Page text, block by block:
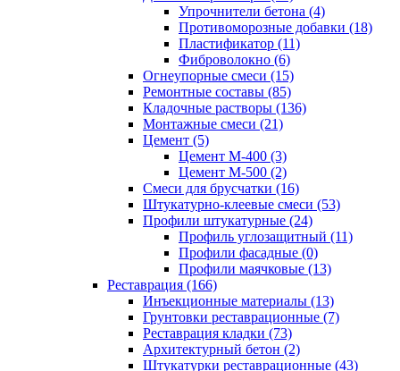
Упрочнители бетона (4)
Противоморозные добавки (18)
Пластификатор (11)
Фиброволокно (6)
Огнеупорные смеси (15)
Ремонтные составы (85)
Кладочные растворы (136)
Монтажные смеси (21)
Цемент (5)
Цемент М-400 (3)
Цемент М-500 (2)
Смеси для брусчатки (16)
Штукатурно-клеевые смеси (53)
Профили штукатурные (24)
Профиль углозащитный (11)
Профили фасадные (0)
Профили маячковые (13)
Реставрация (166)
Инъекционные материалы (13)
Грунтовки реставрационные (7)
Реставрация кладки (73)
Архитектурный бетон (2)
Штукатурки реставрационные (43)